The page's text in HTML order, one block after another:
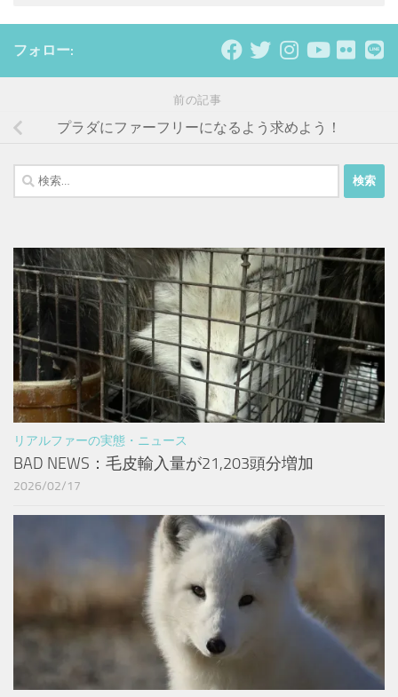
フォロー:
前の記事
プラダにファーフリーになるよう求めよう！
検
索:
リアルファーの実態・ニュース
BAD NEWS：毛皮輸入量が21,203頭分増加
2026/02/17